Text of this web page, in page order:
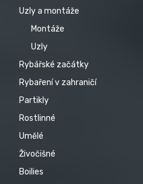
Uzly a montáže
Montáže
Uzly
Rybářské začátky
Rybaření v zahraničí
Partikly
Rostlinné
Umělé
Živočišné
Boilies